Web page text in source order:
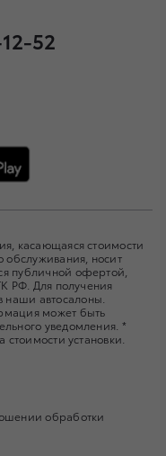
52
касающаяся стоимости
обслуживания, носит
публичной офертой,
РФ. Для получения
автосалоны.
может быть
уведомления. *
стоимости установки.
обработки